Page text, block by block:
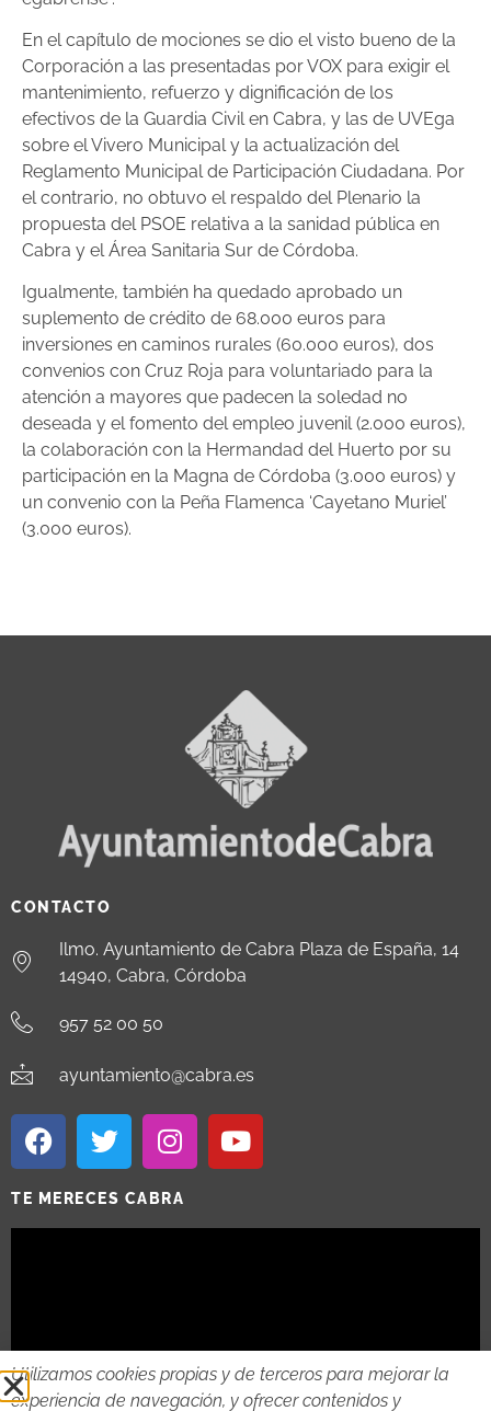
En el capítulo de mociones se dio el visto bueno de la
Corporación a las presentadas por VOX para exigir el
mantenimiento, refuerzo y dignificación de los
efectivos de la Guardia Civil en Cabra, y las de UVEga
sobre el Vivero Municipal y la actualización del
Reglamento Municipal de Participación Ciudadana. Por
el contrario, no obtuvo el respaldo del Plenario la
propuesta del PSOE relativa a la sanidad pública en
Cabra y el Área Sanitaria Sur de Córdoba.
Igualmente, también ha quedado aprobado un
suplemento de crédito de 68.000 euros para
inversiones en caminos rurales (60.000 euros), dos
convenios con Cruz Roja para voluntariado para la
atención a mayores que padecen la soledad no
deseada y el fomento del empleo juvenil (2.000 euros),
la colaboración con la Hermandad del Huerto por su
participación en la Magna de Córdoba (3.000 euros) y
un convenio con la Peña Flamenca ‘Cayetano Muriel’
(3.000 euros).
CONTACTO
Ilmo. Ayuntamiento de Cabra Plaza de España, 14
14940, Cabra, Córdoba
957 52 00 50
ayuntamiento@cabra.es
TE MERECES CABRA
Utilizamos cookies propias y de terceros para mejorar la
experiencia de navegación, y ofrecer contenidos y